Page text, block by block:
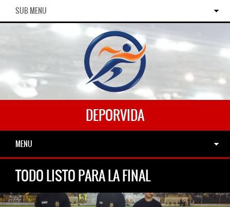
SUB MENU
DEPORVIDA
MENU
TODO LISTO PARA LA FINAL